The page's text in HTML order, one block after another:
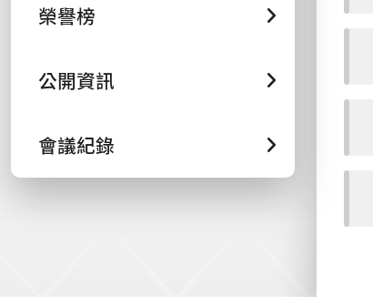
榮譽榜
公開資訊
會議紀錄